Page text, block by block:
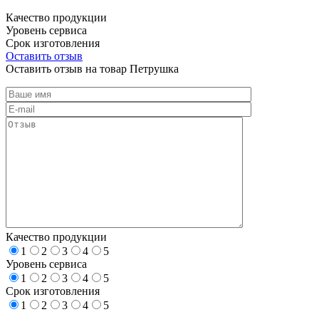
Качество продукции
Уровень сервиса
Срок изготовления
Оставить отзыв
Оставить отзыв на товар Петрушка
Качество продукции
1
2 3 4
5
Уровень сервиса
1
2 3 4
5
Срок изготовления
1
2 3 4
5